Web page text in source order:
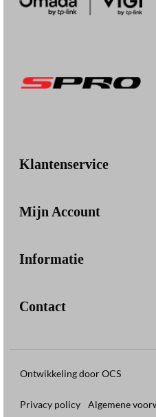
Klantenservice
Mijn Account
Informatie
Contact
Ontwikkeling door OCS
Privacy policy Algemene